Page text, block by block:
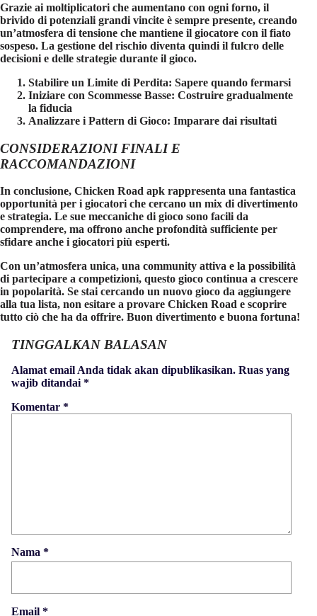
Grazie ai moltiplicatori che aumentano con ogni forno, il
brivido di potenziali grandi vincite è sempre presente, creando
un’atmosfera di tensione che mantiene il giocatore con il fiato
sospeso. La gestione del rischio diventa quindi il fulcro delle
decisioni e delle strategie durante il gioco.
Stabilire un Limite di Perdita: Sapere quando fermarsi
Iniziare con Scommesse Basse: Costruire gradualmente
la fiducia
Analizzare i Pattern di Gioco: Imparare dai risultati
CONSIDERAZIONI FINALI E
RACCOMANDAZIONI
In conclusione, Chicken Road apk rappresenta una fantastica
opportunità per i giocatori che cercano un mix di divertimento
e strategia. Le sue meccaniche di gioco sono facili da
comprendere, ma offrono anche profondità sufficiente per
sfidare anche i giocatori più esperti.
Con un’atmosfera unica, una community attiva e la possibilità
di partecipare a competizioni, questo gioco continua a crescere
in popolarità. Se stai cercando un nuovo gioco da aggiungere
alla tua lista, non esitare a provare Chicken Road e scoprire
tutto ciò che ha da offrire. Buon divertimento e buona fortuna!
TINGGALKAN BALASAN
Alamat email Anda tidak akan dipublikasikan. Ruas yang
wajib ditandai *
Komentar *
Nama *
Email *